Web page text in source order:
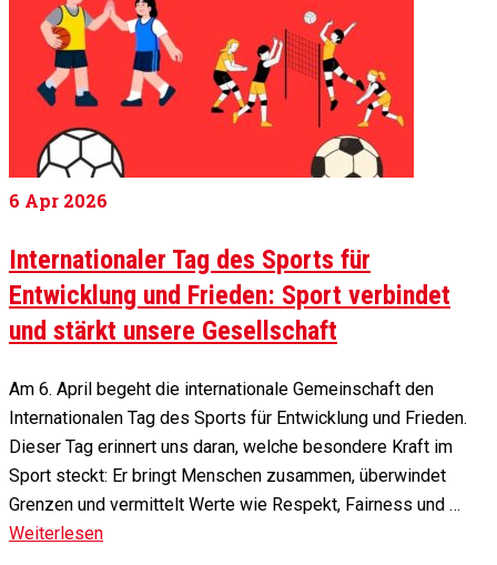
6 Apr 2026
Internationaler Tag des Sports für
Entwicklung und Frieden: Sport verbindet
und stärkt unsere Gesellschaft
Am 6. April begeht die internationale Gemeinschaft den
Internationalen Tag des Sports für Entwicklung und Frieden.
Dieser Tag erinnert uns daran, welche besondere Kraft im
Sport steckt: Er bringt Menschen zusammen, überwindet
Grenzen und vermittelt Werte wie Respekt, Fairness und …
Weiterlesen